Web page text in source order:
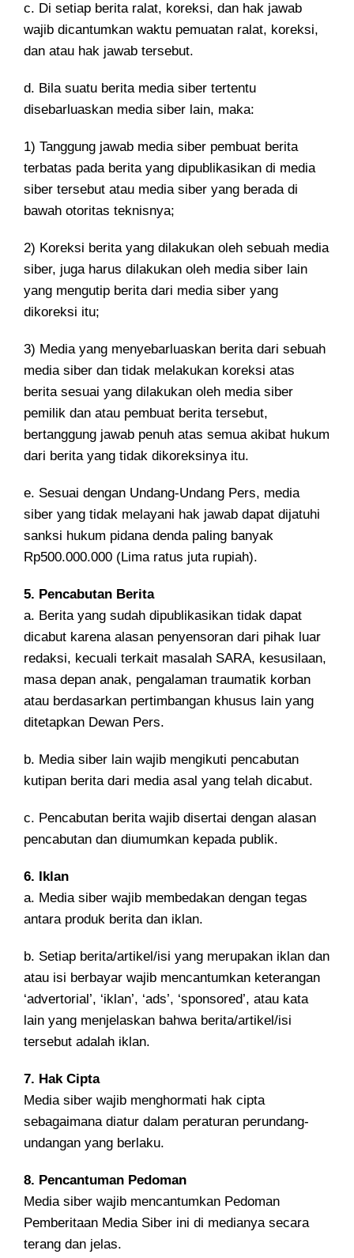
c. Di setiap berita ralat, koreksi, dan hak jawab
wajib dicantumkan waktu pemuatan ralat, koreksi,
dan atau hak jawab tersebut.
d. Bila suatu berita media siber tertentu
disebarluaskan media siber lain, maka:
1) Tanggung jawab media siber pembuat berita
terbatas pada berita yang dipublikasikan di media
siber tersebut atau media siber yang berada di
bawah otoritas teknisnya;
2) Koreksi berita yang dilakukan oleh sebuah media
siber, juga harus dilakukan oleh media siber lain
yang mengutip berita dari media siber yang
dikoreksi itu;
3) Media yang menyebarluaskan berita dari sebuah
media siber dan tidak melakukan koreksi atas
berita sesuai yang dilakukan oleh media siber
pemilik dan atau pembuat berita tersebut,
bertanggung jawab penuh atas semua akibat hukum
dari berita yang tidak dikoreksinya itu.
e. Sesuai dengan Undang-Undang Pers, media
siber yang tidak melayani hak jawab dapat dijatuhi
sanksi hukum pidana denda paling banyak
Rp500.000.000 (Lima ratus juta rupiah).
5. Pencabutan Berita
a. Berita yang sudah dipublikasikan tidak dapat
dicabut karena alasan penyensoran dari pihak luar
redaksi, kecuali terkait masalah SARA, kesusilaan,
masa depan anak, pengalaman traumatik korban
atau berdasarkan pertimbangan khusus lain yang
ditetapkan Dewan Pers.
b. Media siber lain wajib mengikuti pencabutan
kutipan berita dari media asal yang telah dicabut.
c. Pencabutan berita wajib disertai dengan alasan
pencabutan dan diumumkan kepada publik.
6. Iklan
a. Media siber wajib membedakan dengan tegas
antara produk berita dan iklan.
b. Setiap berita/artikel/isi yang merupakan iklan dan
atau isi berbayar wajib mencantumkan keterangan
‘advertorial’, ‘iklan’, ‘ads’, ‘sponsored’, atau kata
lain yang menjelaskan bahwa berita/artikel/isi
tersebut adalah iklan.
7. Hak Cipta
Media siber wajib menghormati hak cipta
sebagaimana diatur dalam peraturan perundang-
undangan yang berlaku.
8. Pencantuman Pedoman
Media siber wajib mencantumkan Pedoman
Pemberitaan Media Siber ini di medianya secara
terang dan jelas.